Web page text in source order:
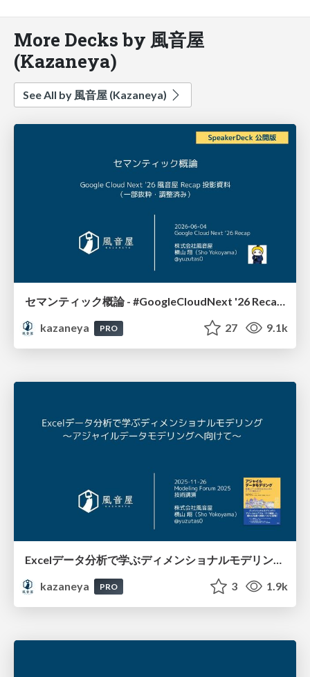
More Decks by 風音屋
(Kazaneya)
See All by 風音屋 (Kazaneya)
セマンティック概論 - #GoogleCloudNext '26 Recap by @Kazaneya_PR / 20260604
kazaneya
PRO 27 9.1k
kazaneya
PRO 3 1.9k